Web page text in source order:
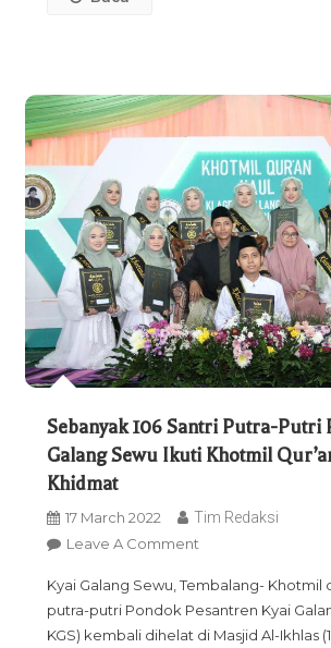
Sebanyak 106 Santri Putra-Putri
Galang Sewu Ikuti Khotmil
Khidmat
17 March 2022
Tim Redaksi
Leave A CommentOn
106
Santri
Putra-
Kyai Galang Sewu, Tembalang- Khotmil
putra-putri Pondok Pesantren Kyai
KGS) kembali dihelat di Masjid Al-Ikhlas